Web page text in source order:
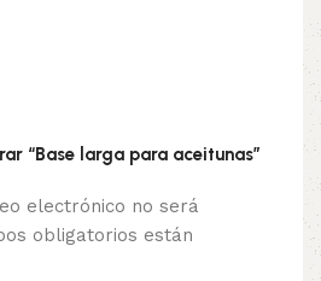
“Base larga para aceitunas”
electrónico no será
obligatorios están